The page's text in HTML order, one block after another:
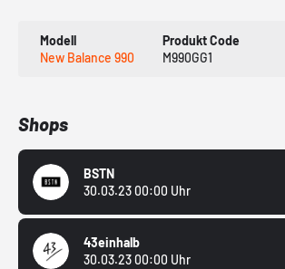
Modell
New Balance 990
Produkt Code
M990GG1
Shops
BSTN
30.03.23 00:00 Uhr
43einhalb
30.03.23 00:00 Uhr